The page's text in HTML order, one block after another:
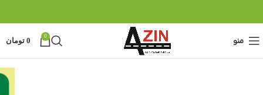
منو 0
0 تومان